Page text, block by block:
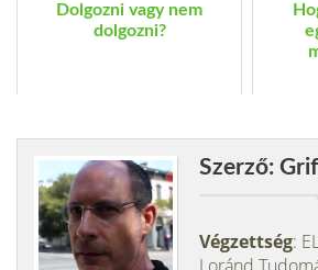
Dolgozni vagy nem
dolgozni?
Szerző:
Végzettség: